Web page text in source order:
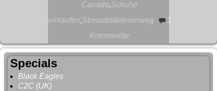
Canada,Schuhe
einlaufen,Streuobstwiesenweg
1
Kommentar
Specials
Black Eagles
C2C (UK)